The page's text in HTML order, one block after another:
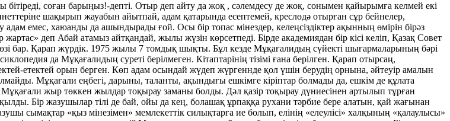
соған барыңыз!-депті. Отыр деп айту да жоқ , сәлемдесу де жоқ, сонымен қайырымға келмей екі
шақырып жауабын айытпай, адам қатарында есептемей, креслөдә отырған сұр бейнелер,
емес, хаюанды да ашындырады ғой. Осы бір топас мінездер, келеңсіздіктер ақынның өмірін бірәз
деп Абай атамыз айтқандай, жылы жүзін көрсетпеді. Бірде академиядан бір кісі келіп, Қазақ Совет
бар. Қарап жүрдік. 1975 жылы 7 томдық шықты. Бұл кезде Мұқағалидың сүйекті шығармаларының бәрі
да Мұқағалидың суреті берілмеген. Кітаптарінің тізімі ғана берілген. Қарап отырсаң,
етектей орын берген. Көп адам осындай жүдеп жүргеннде қол үшін берудің орнына, әйтеуір амалын
Мұқағали еңбегі, дарыны, таланты, ақындығы ешкімге кіріптар болмады да, ешкім де құлата
жыр төккен жылдар тоқырау заманы болды. Дәл қазір тоқырау дүниесінен артылып тұрған
Бір жазушылар тілі де бай, ойы да кең, болашақ ұрпаққа рухани тәрбие бере алатын, қай жағынан
сымақтар «қыз мінезімен» мемлекеттік силықтарға ие болып, елінің «елеулісі» халқының «қалаулысы»